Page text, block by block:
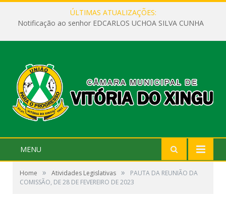
ÚLTIMAS ATUALIZAÇÕES:
Notificação ao senhor EDCARLOS UCHOA SILVA CUNHA
MENU
Home » Atividades Legislativas »
PAUTA DA REUNIÃO DA
COMISSÃO, DE 28 DE FEVEREIRO DE 2023